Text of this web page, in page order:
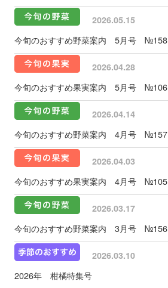
2026.05.15
今旬のおすすめ野菜案内 5月号 №158
2026.04.28
今旬のおすすめ果実案内 5月号 №106
2026.04.14
今旬のおすすめ野菜案内 4月号 №157
2026.04.03
今旬のおすすめ果実案内 4月号 №105
2026.03.17
今旬のおすすめ野菜案内 3月号 №156
2026.03.10
2026年 柑橘特集号